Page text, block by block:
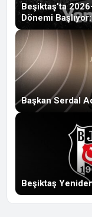
Beşiktaş’ta
Dönemi
Başkan Serdal
Beşiktaş